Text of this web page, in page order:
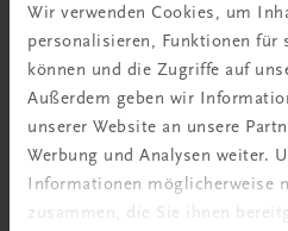
Wir verwenden Cookies, um
personalisieren, Funktionen für
können und die Zugriffe auf
Außerdem geben wir
unserer Website an unsere
Werbung und Analysen weiter.
Informationen möglicherweise
zusammen, die Sie ihnen
Durchblick behalten
Neuer Lehrplan
Musterbände bestellen